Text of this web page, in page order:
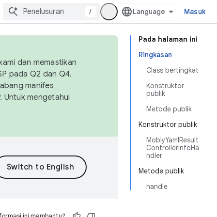
/ Masuk
Pada halaman ini
Ringkasan
Class bertingkat
Konstruktor
publik
Metode publik
Konstruktor publik
MoblyYamlResult
ControllerInfoHa
ndler
Metode publik
handle
dan memastikan
pada Q2 dan Q4.
manifes
Untuk mengetahui